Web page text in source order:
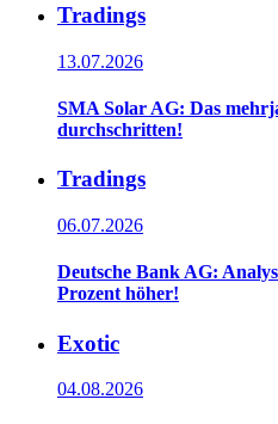
Tradings
13.07.2026
SMA Solar AG: Das
durchschritten!
Tradings
06.07.2026
Deutsche Bank AG:
Prozent höher!
Exotic
04.08.2026